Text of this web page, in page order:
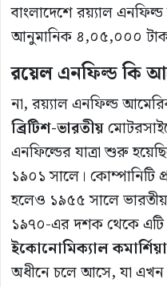
বাংলাদেশে রয়্যাল
আনুমানিক ৪,০৫,০০০
রয়েলএনফিল্ডকি
না, রয়্যাল এনফিল্ড
ব্রিটিশ-ভারতীয়
এনফিল্ডের যাত্রা শুরু
১৯০১ সালে। কোম্পানিটি
হলেও ১৯৫৫ সালে
১৯৭০-এর দশক থেকে এটি
ইকোনোমিক্যাল
অধীনে চলে আসে, যা এখন